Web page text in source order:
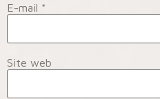
E-mail *
Site web